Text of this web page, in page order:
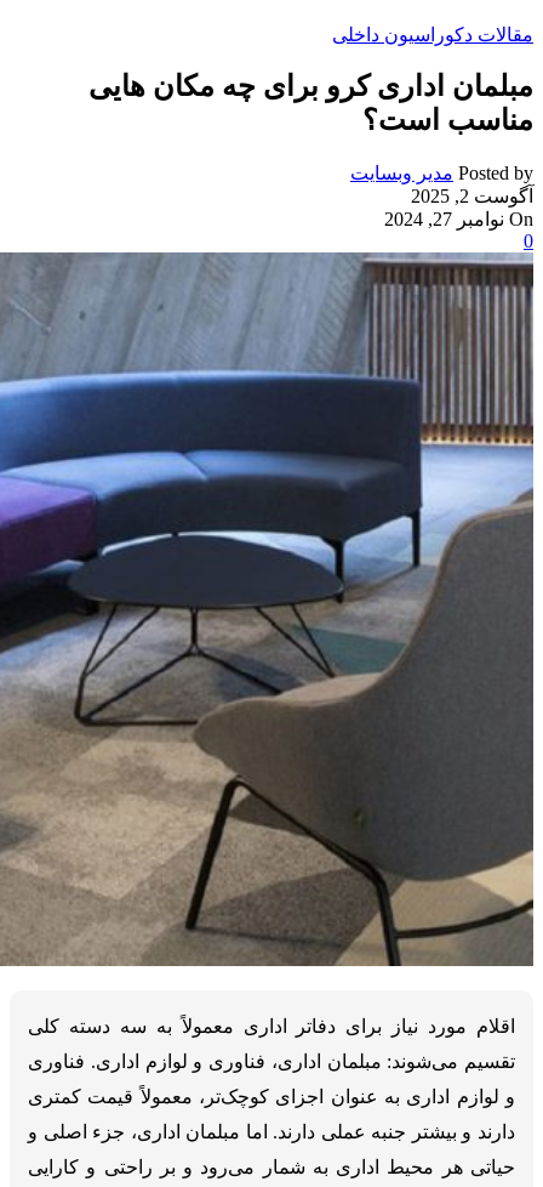
مقالات دکوراسیون داخلی
مبلمان اداری کرو برای چه مکان‌ هایی
مناسب است؟
Posted by مدیر وبسایت
آگوست 2, 2025
On نوامبر 27, 2024
0
اقلام مورد نیاز برای دفاتر اداری معمولاً به سه دسته کلی
تقسیم می‌شوند: مبلمان اداری، فناوری و لوازم اداری. فناوری
و لوازم اداری به عنوان اجزای کوچک‌تر، معمولاً قیمت کمتری
دارند و بیشتر جنبه عملی دارند. اما مبلمان اداری، جزء اصلی و
حیاتی هر محیط اداری به شمار می‌رود و بر راحتی و کارایی